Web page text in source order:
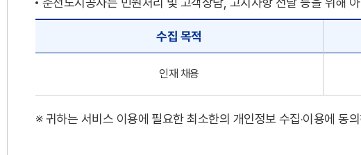
수집 목적
인재 채용
※ 귀하는 서비스 이용에 필요한 최소한의 개인정보 수집‧이용에 동